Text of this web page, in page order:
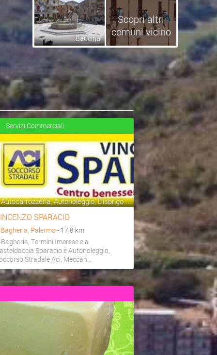
Baucina
Scopri altri
comuni vicino
Servizi Commerciali
Autocarrozzeria, Autonoleggio, Disbrigo ...
SPARACIO
Bagheria, Palermo- 17,8 km
Termini Imerese e a
Sparacio è Autonoleggio,
Stradale Aci, Meccan...